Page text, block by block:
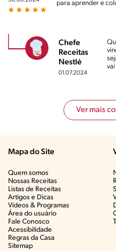
para aprender e
Chefe
Receitas
Nestlé
01.07.2024
Ver mais
Mapa do Site
Quem somos
Nossas Receitas
Listas de Receitas​
Artigos e Dicas​
Vídeos & Programas​
Área do usuário
Fale Conosco
Acessibilidade
Regras da Casa
Sitemap